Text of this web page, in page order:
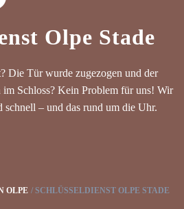
Olpe Stade
Die Tür wurde zugezogen und der
im Schloss? Kein Problem für uns! Wir
schnell – und das rund um die Uhr.
OLPE SCHLÜSSELDIENST OLPE STADE